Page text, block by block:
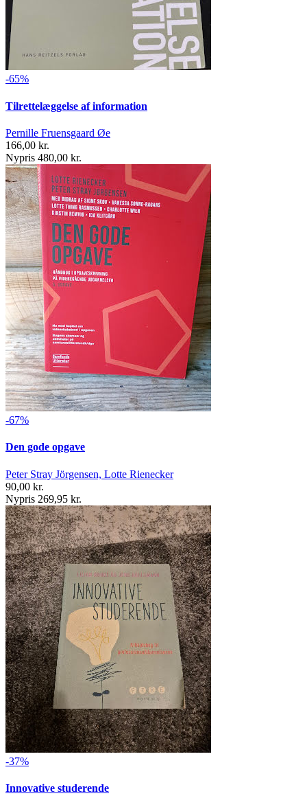
-65%
Tilrettelæggelse af information
Pernille Fruensgaard Øe
166,00 kr.
Nypris 480,00 kr.
-67%
Den gode opgave
Peter Stray Jörgensen, Lotte Rienecker
90,00 kr.
Nypris 269,95 kr.
-37%
Innovative studerende